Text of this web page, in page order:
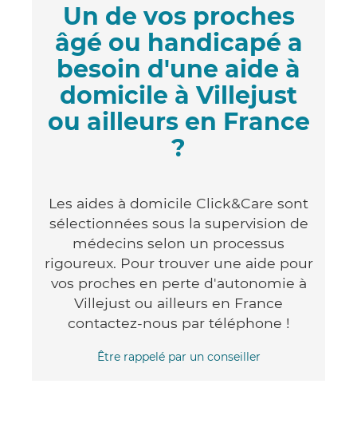
Un de vos proches
âgé ou handicapé a
besoin d'une aide à
domicile à Villejust
ou ailleurs en France
?
Les aides à domicile Click&Care sont
sélectionnées sous la supervision de
médecins selon un processus
rigoureux. Pour trouver une aide pour
vos proches en perte d'autonomie à
Villejust ou ailleurs en France
contactez-nous par téléphone !
Être rappelé par un conseiller